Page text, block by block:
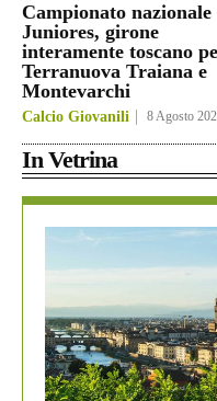
Campionato nazionale
Juniores, girone
interamente toscano
Terranuova Traiana e
Montevarchi
Calcio Giovanili 8 Agosto
In Vetrina